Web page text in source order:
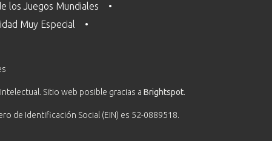
los Juegos Mundiales
Muy Especial
Sitio web posible gracias a Brightspot.
de Identificación Social (EIN) es 52-0889518.